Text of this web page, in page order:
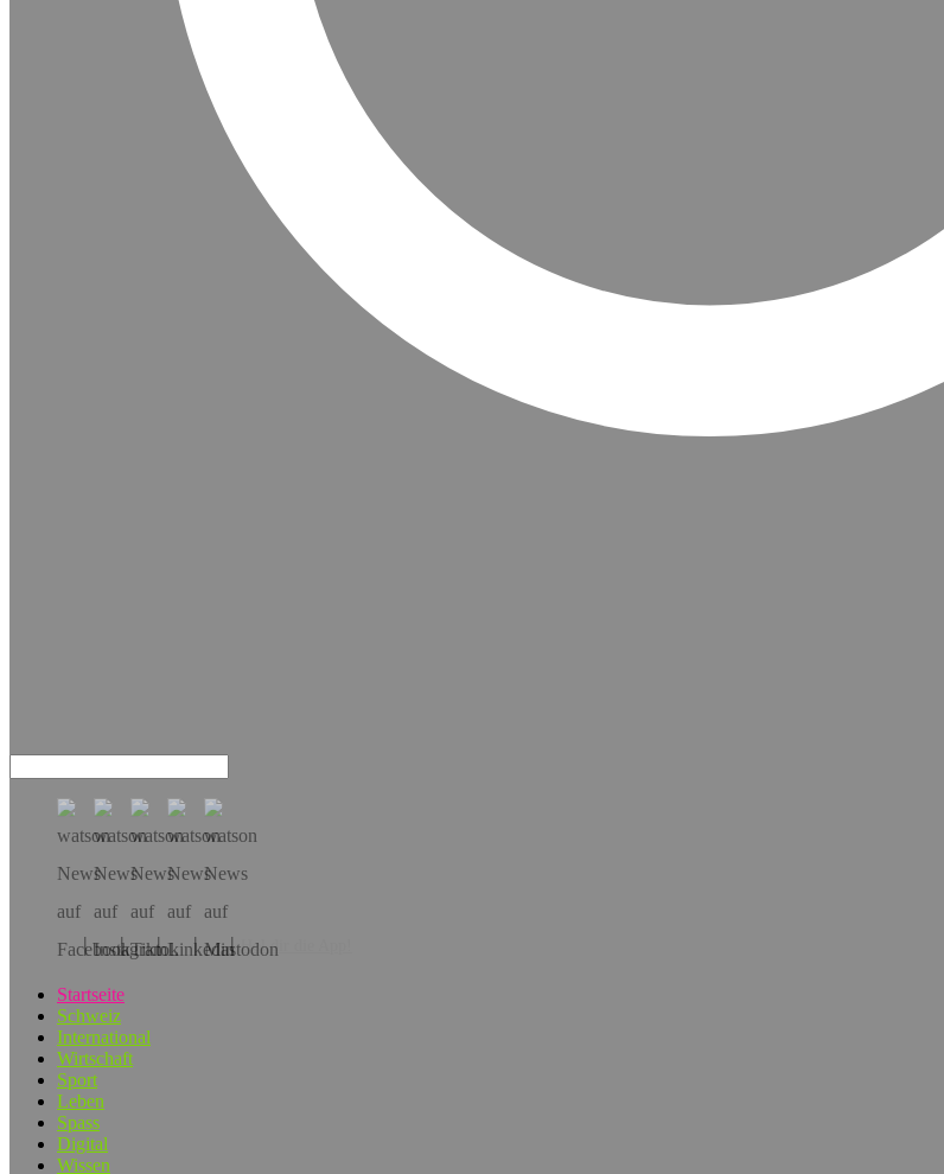
Hol dir die App!
Startseite
Schweiz
International
Wirtschaft
Sport
Leben
Spass
Digital
Wissen